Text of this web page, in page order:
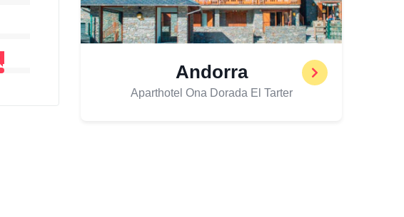
Andorra
Aparthotel Ona Dorada El Tarter